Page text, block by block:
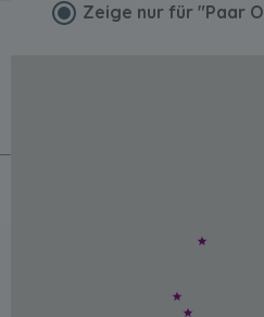
Zeige nur für"Paar